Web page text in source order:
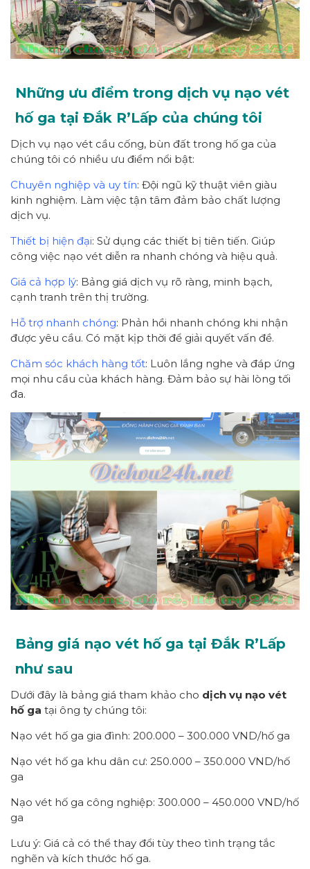
Những ưu điểm trong dịch vụ nạo vét
hố ga tại Đắk R’Lấp của chúng tôi
Dịch vụ nạo vét cầu cống, bùn đất trong hố ga của
chúng tôi có nhiều ưu điểm nổi bật:
Chuyên nghiệp và uy tín: Đội ngũ kỹ thuật viên giàu
kinh nghiệm. Làm việc tận tâm đảm bảo chất lượng
dịch vụ.
Thiết bị hiện đại: Sử dụng các thiết bị tiên tiến. Giúp
công việc nạo vét diễn ra nhanh chóng và hiệu quả.
Giá cả hợp lý: Bảng giá dịch vụ rõ ràng, minh bạch,
cạnh tranh trên thị trường.
Hỗ trợ nhanh chóng: Phản hồi nhanh chóng khi nhận
được yêu cầu. Có mặt kịp thời để giải quyết vấn đề.
Chăm sóc khách hàng tốt: Luôn lắng nghe và đáp ứng
mọi nhu cầu của khách hàng. Đảm bảo sự hài lòng tối
đa.
Bảng giá nạo vét hố ga tại Đắk R’Lấp
như sau
Dưới đây là bảng giá tham khảo cho dịch vụ nạo vét
hố ga tại ông ty chúng tôi:
Nạo vét hố ga gia đình: 200.000 – 300.000 VND/hố ga
Nạo vét hố ga khu dân cư: 250.000 – 350.000 VND/hố
ga
Nạo vét hố ga công nghiệp: 300.000 – 450.000 VND/hố
ga
Lưu ý: Giá cả có thể thay đổi tùy theo tình trạng tắc
nghẽn và kích thước hố ga.